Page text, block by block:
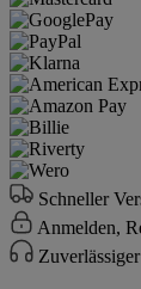
Schneller
Anmelden,